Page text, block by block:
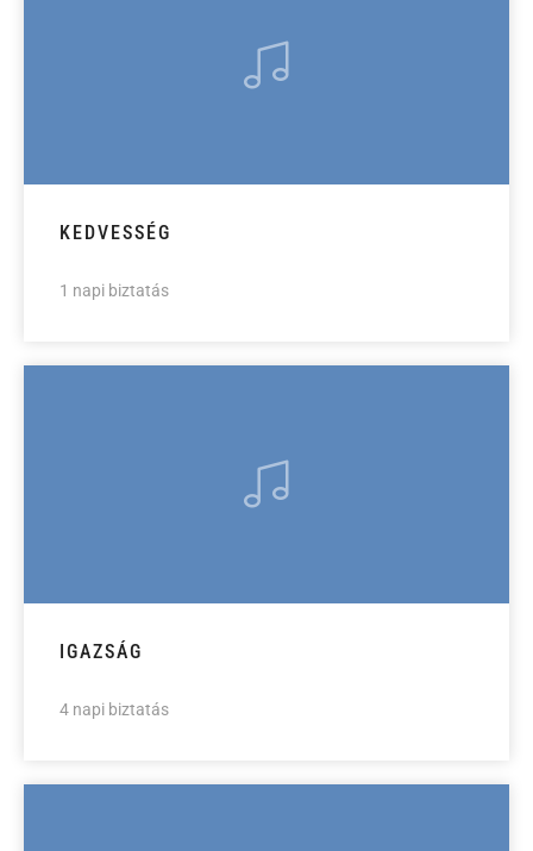
KEDVESSÉG
1 napi biztatás
IGAZSÁG
4 napi biztatás